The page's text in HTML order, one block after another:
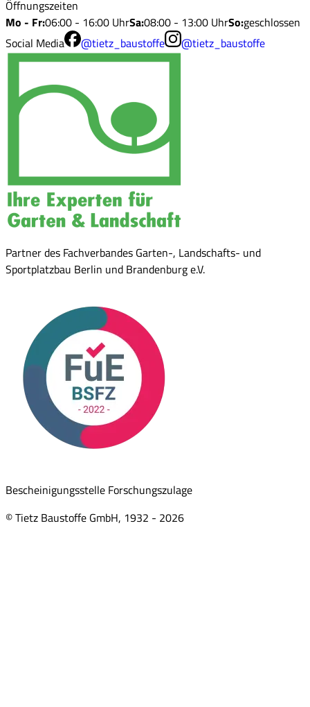
Öffnungszeiten
Mo - Fr:06:00 - 16:00 UhrSa:08:00 - 13:00 UhrSo:geschlossen
Social Media
@tietz_baustoffe @tietz_baustoffe
Partner des Fachverbandes Garten-, Landschafts- und
Sportplatzbau Berlin und Brandenburg e.V.
Bescheinigungsstelle Forschungszulage
© Tietz Baustoffe GmbH, 1932 - 2026